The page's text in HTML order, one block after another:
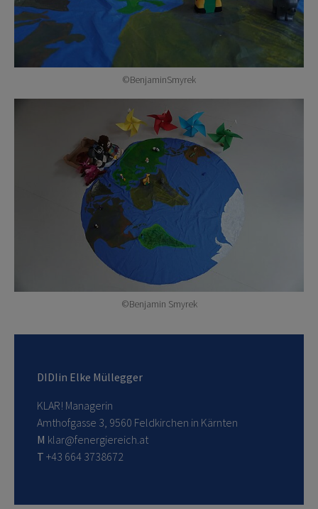
©BenjaminSmyrek
©Benjamin Smyrek
DIDIin Elke Müllegger
KLAR! Managerin
Amthofgasse 3, 9560 Feldkirchen in Kärnten
M klar@fenergiereich.at
T +43 664 3738672